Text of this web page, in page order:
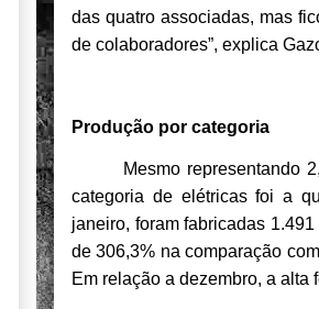
das quatro associadas, mas
de colaboradores”, explica
Produção por categoria
Mesmo representando
categoria de elétricas foi a
janeiro, foram fabricadas
de 306,3% na comparação
Em relação a dezembro, a alta